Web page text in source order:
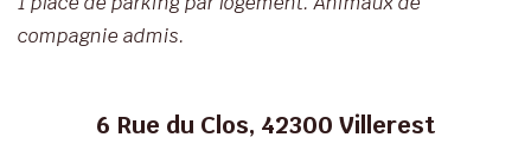
compagnie admis.
6 Rue du Clos, 42300 Villerest